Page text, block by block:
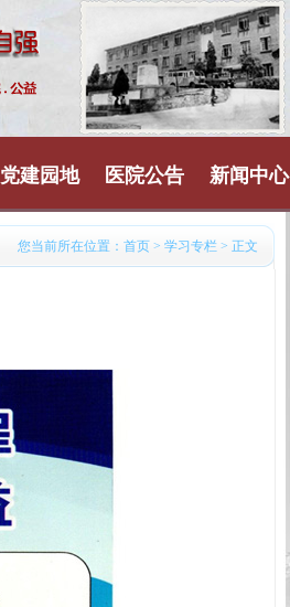
党建园地 医院公告 新闻中心
您当前所在位置： 首页 > 学习专栏 > 正文